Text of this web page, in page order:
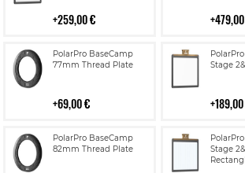
259,00 €
PolarPro BaseCamp
77mm Thread Plate
69,00 €
Lisää
ostoskoriin
Stage
Lisää
PolarPro BaseCamp
82mm Thread Plate
Lisää
ostoskoriin
Stage
Lisää